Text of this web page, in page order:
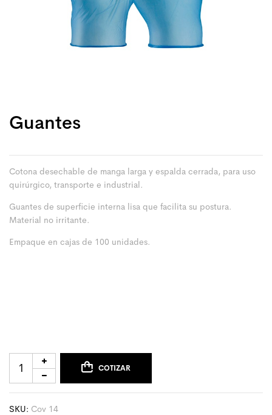
Guantes
Cotona desechable de manga larga y espalda cerrada, para uso
quirúrgico, transporte e industrial.
Guantes de superficie interna lisa que facilita su postura.
Material no irritante.
Empaque en cajas de 100 unidades.
COTIZAR
SKU: Cov 14